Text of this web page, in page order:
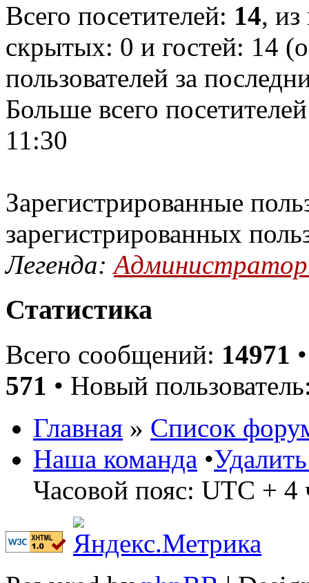
Всего посетителей: 14, из
скрытых: 0 и гостей: 14
пользователей за
Больше всего
11:30
Зарегистрированные
зарегистрированных
Легенда:
Статистика
Всего сообщений: 14971
571 • Новый
Главная » Список
Наша команда •
Часовой пояс: UTC + 4